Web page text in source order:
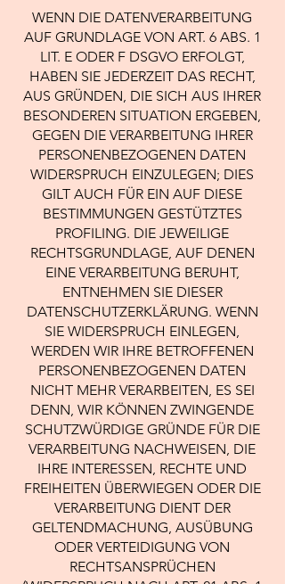
WENN DIE DATENVERARBEITUNG
AUF GRUNDLAGE VON ART. 6 ABS. 1
LIT. E ODER F DSGVO ERFOLGT,
HABEN SIE JEDERZEIT DAS RECHT,
AUS GRÜNDEN, DIE SICH AUS IHRER
BESONDEREN SITUATION ERGEBEN,
GEGEN DIE VERARBEITUNG IHRER
PERSONENBEZOGENEN DATEN
WIDERSPRUCH EINZULEGEN; DIES
GILT AUCH FÜR EIN AUF DIESE
BESTIMMUNGEN GESTÜTZTES
PROFILING. DIE JEWEILIGE
RECHTSGRUNDLAGE, AUF DENEN
EINE VERARBEITUNG BERUHT,
ENTNEHMEN SIE DIESER
DATENSCHUTZERKLÄRUNG. WENN
SIE WIDERSPRUCH EINLEGEN,
WERDEN WIR IHRE BETROFFENEN
PERSONENBEZOGENEN DATEN
NICHT MEHR VERARBEITEN, ES SEI
DENN, WIR KÖNNEN ZWINGENDE
SCHUTZWÜRDIGE GRÜNDE FÜR DIE
VERARBEITUNG NACHWEISEN, DIE
IHRE INTERESSEN, RECHTE UND
FREIHEITEN ÜBERWIEGEN ODER DIE
VERARBEITUNG DIENT DER
GELTENDMACHUNG, AUSÜBUNG
ODER VERTEIDIGUNG VON
RECHTSANSPRÜCHEN